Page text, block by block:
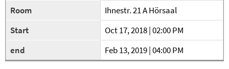
Room
Ihnestr. 21 A Hörsaal
Start
Oct 17, 2018 | 02:00 PM
end
Feb 13, 2019 | 04:00 PM